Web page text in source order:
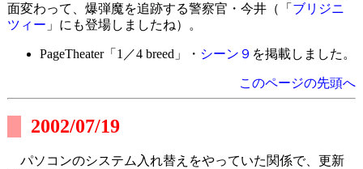
面変わって、爆弾魔を追跡する警察官・今井（「 ブリジニ
ツィー 」にも登場しましたね）。
PageTheater「1／4 breed」・ シーン９ を掲載しました。
このページの先頭へ
2002/07/19
パソコンのシステム入れ替えをやっていた関係で、更新